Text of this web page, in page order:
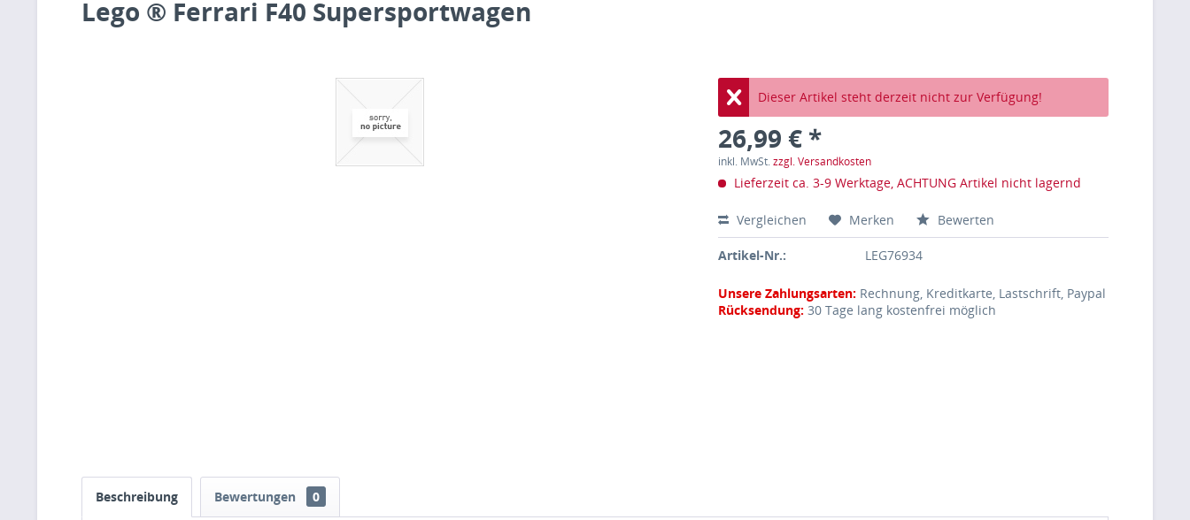
Lego ® Ferrari F40 Supersportwagen
Dieser Artikel steht derzeit nicht zur Verfügung!
26,99 € *
inkl. MwSt.zzgl. Versandkosten
Lieferzeit ca. 3-9 Werktage, ACHTUNG Artikel nicht lagernd
Vergleichen Merken Bewerten
Artikel-Nr.: LEG76934
Unsere Zahlungsarten: Rechnung, Kreditkarte, Lastschrift, Paypal
Rücksendung:30 Tage lang kostenfrei möglich
Beschreibung Bewertungen 0